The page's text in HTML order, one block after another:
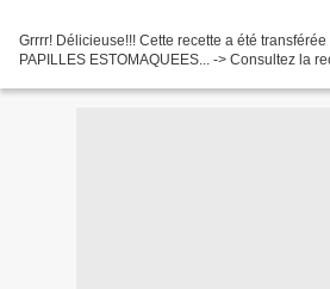
Grrrr! Délicieuse!!! Cette recette a été
PAPILLES ESTOMAQUEES... -> Consultez la